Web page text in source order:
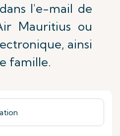
l'e-mail de
Mauritius ou
ainsi
famille.